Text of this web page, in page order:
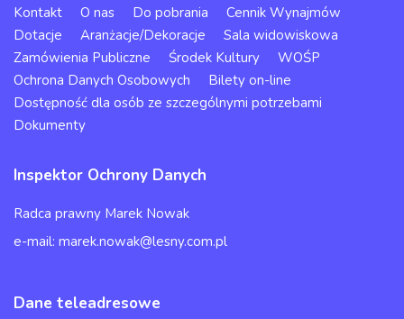
Kontakt
O nas Do pobrania
Cennik Wynajmów
Dotacje
Aranżacje/Dekoracje
Sala widowiskowa
Zamówienia Publiczne
Środek Kultury
WOŚP
Ochrona Danych Osobowych
Bilety on-line
Dostępność dla osób ze szczególnymi potrzebami
Dokumenty
Inspektor Ochrony Danych
Radca prawny Marek Nowak
e-mail: marek.nowak@lesny.com.pl
Dane teleadresowe